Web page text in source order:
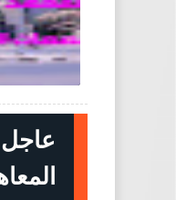
2026-07-18
Unknown
عاجل